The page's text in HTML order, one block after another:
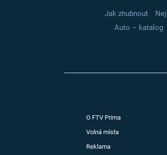
Jak zhubnout
Auto – katalog
O FTV Prima
Volná místa
Reklama